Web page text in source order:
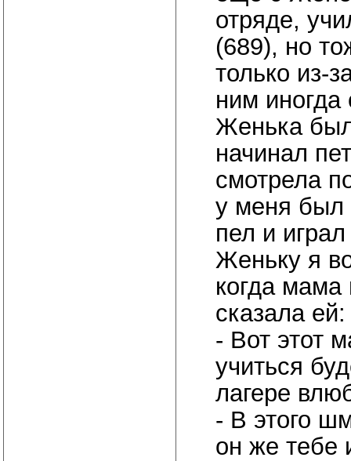
отряде,
(689), но
только из-
ним
Женька был
начинал
смотрела
у меня был
пел и
Женьку я
когда мама
сказала ей:
- Вот этот
учиться
лагере
- В этого
он же тебе